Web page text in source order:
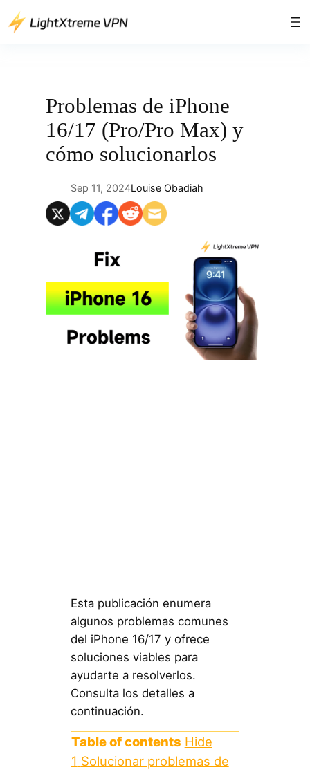
Saltar
Problemas de iPhone
16/17 (Pro/Pro Max) y
cómo solucionarlos
Sep 11, 2024Louise Obadiah
Esta publicación enumera
algunos problemas comunes
del iPhone 16/17 y ofrece
soluciones viables para
ayudarte a resolverlos.
Consulta los detalles a
continuación.
Table of contents Hide
1 Solucionar problemas de